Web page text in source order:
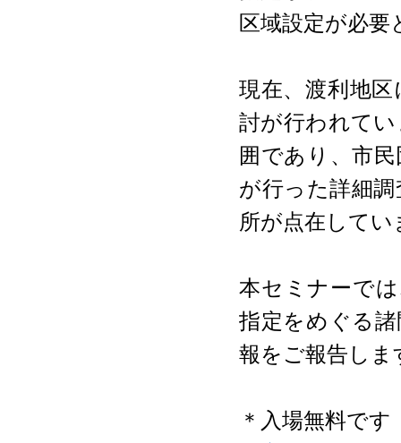
区域設定が必
現在、渡利地
討が行われて
囲であり、市
が行った詳細
所が点在してい
本セミナーで
指定をめぐる
報をご報告しま
＊入場無料で